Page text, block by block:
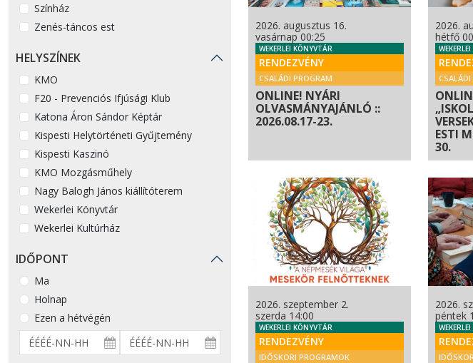
Színház
Zenés-táncos est
HELYSZÍNEK
KMO
F20 - Prevenciós Ifjúsági Klub
Katona Áron Sándor Képtár
Kispesti Helytörténeti Gyűjtemény
Kispesti Kaszinó
KMO Mozgásműhely
Nagy Balogh János kiállítóterem
Wekerlei Könyvtár
Wekerlei Kultúrház
IDŐPONT
Ma
Holnap
Ezen a hétvégén
2026. augusztus 16.
vasárnap 00:25
WEKERLEI KÖNYVTÁR
RENDEZVÉNY
CSALÁDI PROGRAM
ONLINE! NYÁRI
OLVASMÁNYAJÁNLÓ ::
2026.08.17-23.
2026.
hétfő
ESTI
30.
2026. szeptember 2.
szerda 14:00
WEKERLEI KÖNYVTÁR
RENDEZVÉNY
IDŐSKORI PROGRAMOK
2026.
péntek